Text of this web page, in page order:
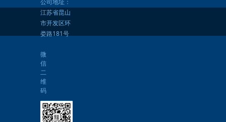
公司地址：
江苏省昆山
市开发区环
娄路181号
微
信
二
维
码